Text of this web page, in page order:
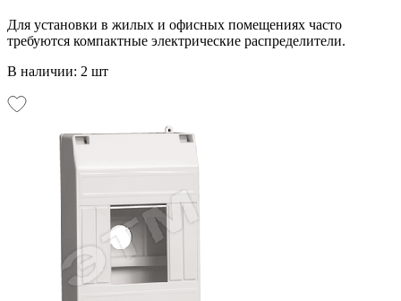
Для установки в жилых и офисных помещениях часто
требуются компактные электрические распределители.
В наличии: 2 шт